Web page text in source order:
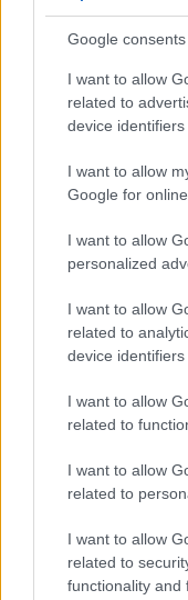
Google consents
I want to allow
related to
device identifiers
I want to allow
Google for
I want to allow
personalized
I want to allow
related to
device identifiers
I want to allow
related to
I want to allow
related to
I want to allow
related to
functionality and
Continua a
Arrestati cinque
accuse e i dettagli
NEWS